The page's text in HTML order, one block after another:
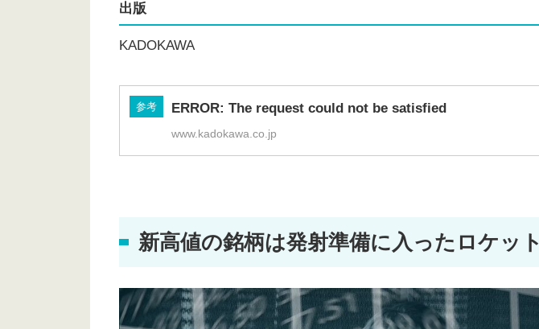
出版
KADOKAWA
参考 ERROR: The request could not be satisfied
www.kadokawa.co.jp
新高値の銘柄は発射準備に入ったロケット